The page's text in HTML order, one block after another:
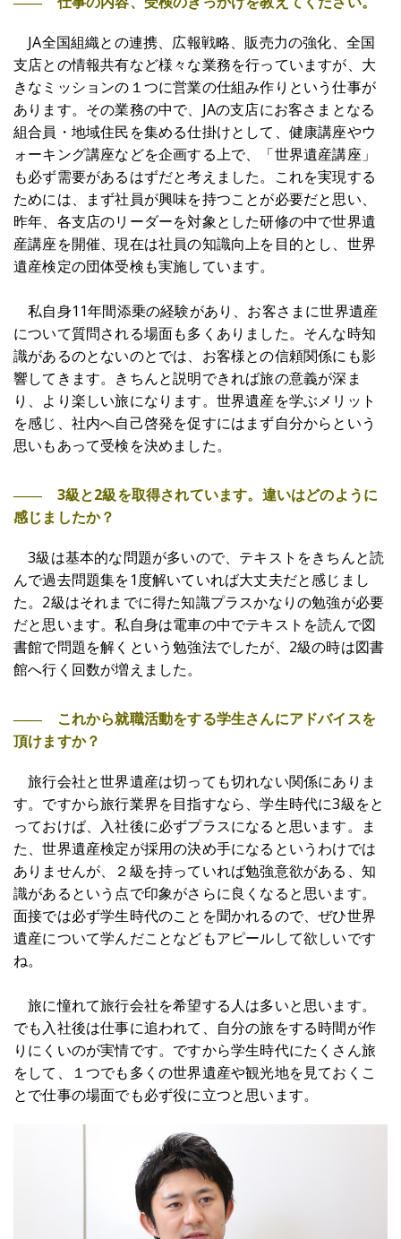
JA全国組織との連携、広報戦略、販売力の強化、全国
支店との情報共有など様々な業務を行っていますが、大
きなミッションの１つに営業の仕組み作りという仕事が
あります。その業務の中で、JAの支店にお客さまとなる
組合員・地域住民を集める仕掛けとして、健康講座やウ
ォーキング講座などを企画する上で、「世界遺産講座」
も必ず需要があるはずだと考えました。これを実現する
ためには、まず社員が興味を持つことが必要だと思い、
昨年、各支店のリーダーを対象とした研修の中で世界遺
産講座を開催、現在は社員の知識向上を目的とし、世界
遺産検定の団体受検も実施しています。
私自身11年間添乗の経験があり、お客さまに世界遺産
について質問される場面も多くありました。そんな時知
識があるのとないのとでは、お客様との信頼関係にも影
響してきます。きちんと説明できれば旅の意義が深ま
り、より楽しい旅になります。世界遺産を学ぶメリット
を感じ、社内へ自己啓発を促すにはまず自分からという
思いもあって受検を決めました。
―― 3級と2級を取得されています。違いはどのように
感じましたか？
3級は基本的な問題が多いので、テキストをきちんと読
んで過去問題集を1度解いていれば大丈夫だと感じまし
た。2級はそれまでに得た知識プラスかなりの勉強が必要
だと思います。私自身は電車の中でテキストを読んで図
書館で問題を解くという勉強法でしたが、2級の時は図書
館へ行く回数が増えました。
―― これから就職活動をする学生さんにアドバイスを
頂けますか？
旅行会社と世界遺産は切っても切れない関係にありま
す。ですから旅行業界を目指すなら、学生時代に3級をと
っておけば、入社後に必ずプラスになると思います。ま
た、世界遺産検定が採用の決め手になるというわけでは
ありませんが、２級を持っていれば勉強意欲がある、知
識があるという点で印象がさらに良くなると思います。
面接では必ず学生時代のことを聞かれるので、ぜひ世界
遺産について学んだことなどもアピールして欲しいです
ね。
旅に憧れて旅行会社を希望する人は多いと思います。
でも入社後は仕事に追われて、自分の旅をする時間が作
りにくいのが実情です。ですから学生時代にたくさん旅
をして、１つでも多くの世界遺産や観光地を見ておくこ
とで仕事の場面でも必ず役に立つと思います。